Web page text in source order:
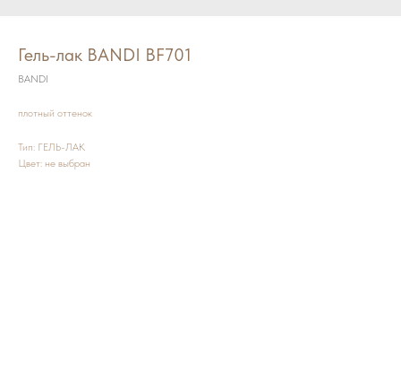
Гель-лак BANDI BF701
BANDI
плотный оттенок
Тип: ГЕЛЬ-ЛАК
Цвет: не выбран